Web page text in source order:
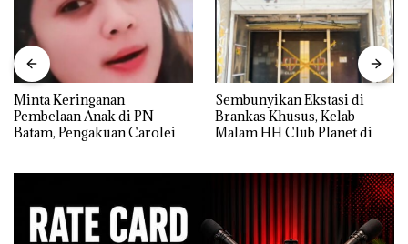
Minta Keringanan
Pembelaan Anak di PN
Batam, Pengakuan Carolein
Sembunyikan Ekstasi di
Brankas Khusus, Kelab
Malam HH Club Planet di